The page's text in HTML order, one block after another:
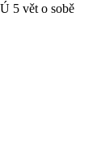
5 vět o sobě